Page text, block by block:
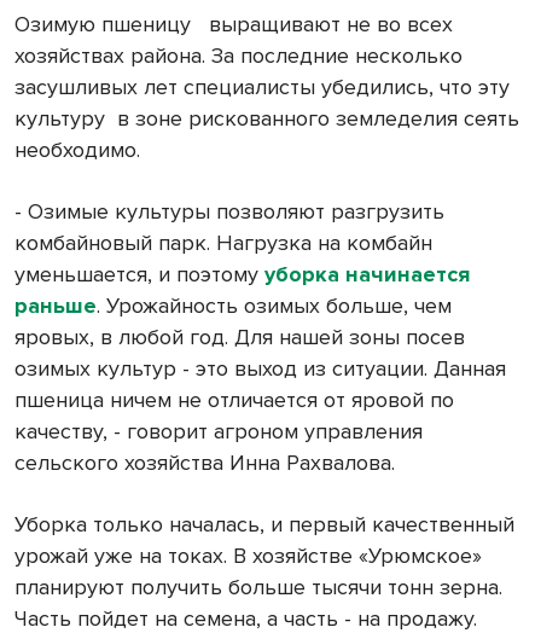
Озимую пшеницу
выращивают не во всех
хозяйствах района. За последние несколько
засушливых лет специалисты убедились, что эту
культуру в зоне рискованного земледелия сеять
необходимо.
- Озимые культуры позволяют разгрузить
комбайновый парк. Нагрузка на комбайн
уменьшается, и поэтому уборка начинается
раньше. Урожайность озимых больше, чем
яровых, в любой год. Для нашей зоны посев
озимых культур - это выход из ситуации. Данная
пшеница ничем не отличается от яровой по
качеству, - говорит агроном управления
сельского хозяйства Инна Рахвалова.
Уборка только началась, и первый качественный
урожай уже на токах. В хозяйстве «Урюмское»
планируют получить больше тысячи тонн зерна.
Часть пойдет на семена, а часть - на продажу.